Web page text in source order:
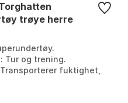
trøye herre
Tur og trening.
fuktighet,
L, M, S,...